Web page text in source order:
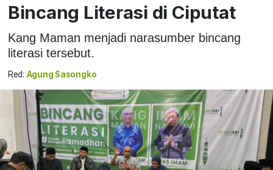
Bincang Literasi di Ciputat
Kang Maman menjadi narasumber bincang
literasi tersebut.
Red: Agung Sasongko